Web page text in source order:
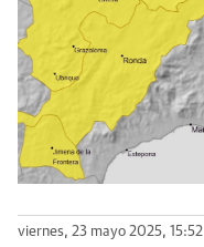
viernes, 23 mayo 2025, 15:52